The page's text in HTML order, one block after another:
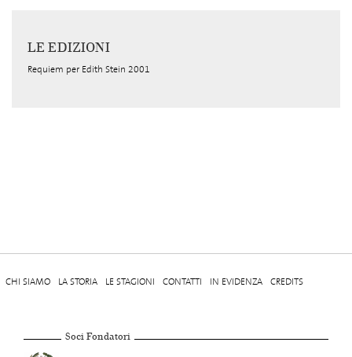
LE EDIZIONI
Requiem per Edith Stein 2001
CHI SIAMO LA STORIA LE STAGIONI CONTATTI IN EVIDENZA CREDITS
Soci Fondatori